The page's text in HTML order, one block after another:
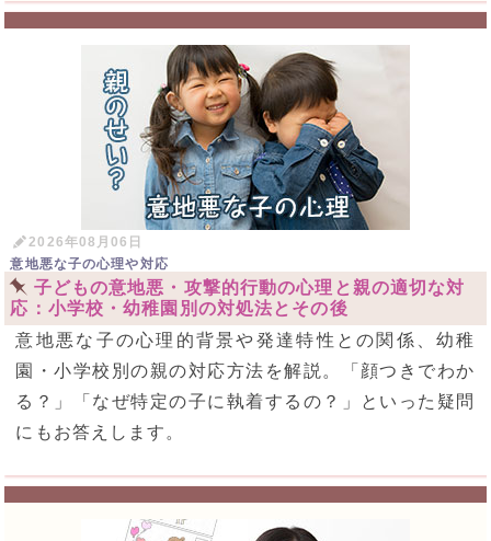
2026年08月06日
意地悪な子の心理や対応
子どもの意地悪・攻撃的行動の心理と親の適切な対
応：小学校・幼稚園別の対処法とその後
意地悪な子の心理的背景や発達特性との関係、幼稚
園・小学校別の親の対応方法を解説。「顔つきでわか
る？」「なぜ特定の子に執着するの？」といった疑問
にもお答えします。